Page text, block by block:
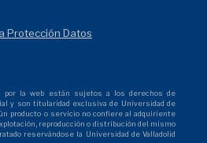
Protección Datos
por la web están sujetos a los derechos de
y son titularidad exclusiva de Universidad de
producto o servicio no confiere al adquiriente
reproducción o distribución del mismo
reservándose la Universidad de Valladolid